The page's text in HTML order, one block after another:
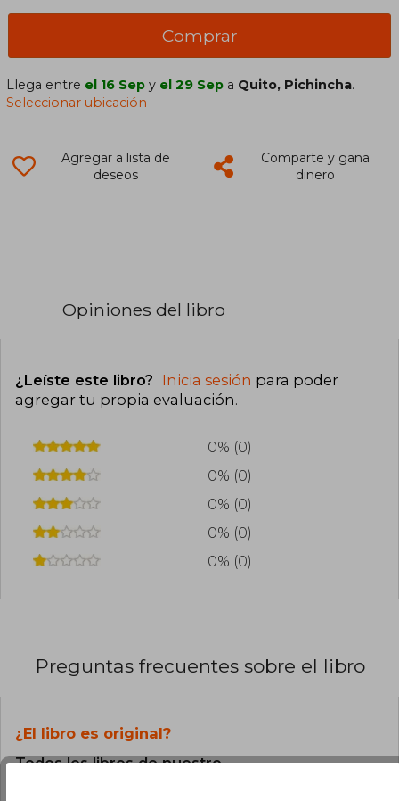
Comprar
Llega entre el 16 Sep y el 29 Sep a Quito, Pichincha.
Seleccionar ubicación
Agregar a lista de
deseos
Comparte y gana
dinero
Opiniones del libro
¿Leíste este libro? Inicia sesión para poder
agregar tu propia evaluación.
0% (0)
0% (0)
0% (0)
0% (0)
0% (0)
Preguntas frecuentes sobre el libro
¿El libro es original?
Todos los libros de nuestro